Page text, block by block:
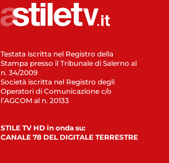
Testata iscritta nel Registro della
Stampa presso il Tribunale di Salerno al
n. 34/2009
Società iscritta nel Registro degli
Operatori di Comunicazione c/o
l’AGCOM al n. 20133
STILE TV HD in onda su:
CANALE 78 DEL DIGITALE TERRESTRE